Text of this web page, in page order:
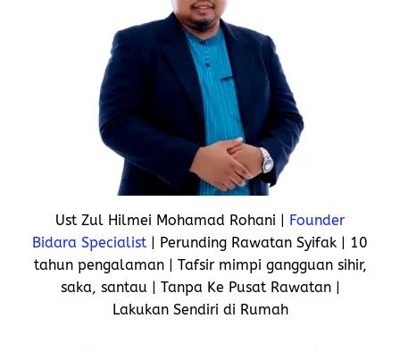
Ust Zul Hilmei Mohamad Rohani |
Founder
Bidara Specialist | Perunding Rawatan Syifak | 10
tahun pengalaman | Tafsir mimpi gangguan sihir,
saka, santau | Tanpa Ke Pusat Rawatan |
Lakukan Sendiri di Rumah